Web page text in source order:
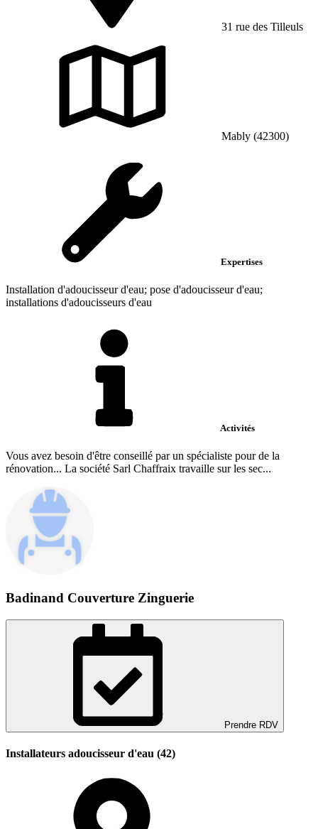
31 rue des Tilleuls
Mably (42300)
Expertises
Installation d'adoucisseur d'eau; pose d'adoucisseur d'eau;
installations d'adoucisseurs d'eau
Activités
Vous avez besoin d'être conseillé par un spécialiste pour de la
rénovation... La société Sarl Chaffraix travaille sur les sec...
Badinand Couverture Zinguerie
Prendre RDV
Installateurs adoucisseur d'eau (42)